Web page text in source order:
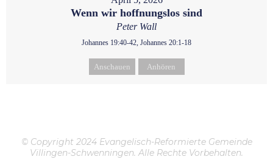
Wenn wir hoffnungslos sind
Peter Wall
Johannes 19:40-42, Johannes 20:1-18
Anschauen Anhören
© Copyright 2024 Evangelisch-Reformierte Gemeinde
Villingen-Schwenningen. Alle Rechte Vorbehalten.